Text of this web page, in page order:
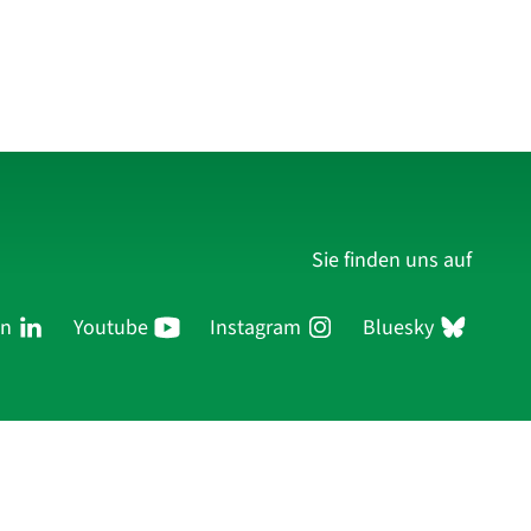
Sie finden uns auf
Youtube Instagram Bluesky